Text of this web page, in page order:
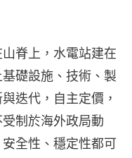
脊上，水電站建在
礎設施、技術、製
迭代，自主定價，
制於海外政局動
全性、穩定性都可